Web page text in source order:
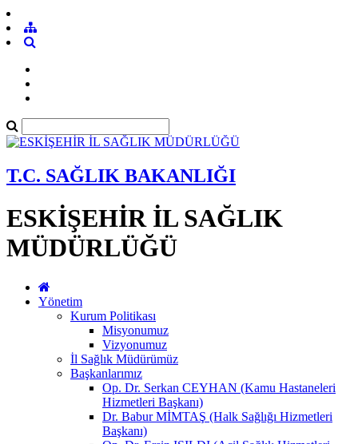
T.C. SAĞLIK BAKANLIĞI
ESKİŞEHİR İL SAĞLIK
MÜDÜRLÜĞÜ
Yönetim
Kurum Politikası
Misyonumuz
Vizyonumuz
İl Sağlık Müdürümüz
Başkanlarımız
Op. Dr. Serkan CEYHAN (Kamu Hastaneleri
Hizmetleri Başkanı)
Dr. Babur MİMTAŞ (Halk Sağlığı Hizmetleri
Başkanı)